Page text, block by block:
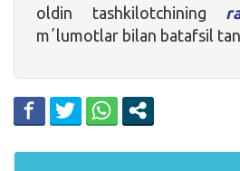
oldin tashkilotchining
mʼlumotlar bilan batafsil